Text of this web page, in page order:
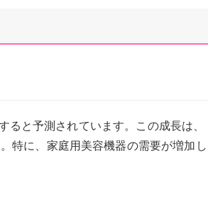
と予測されています。この成長は、
特に、家庭用美容機器の需要が増加し